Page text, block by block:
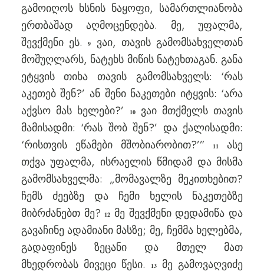
გამოიღოს ხსნის ნაყოფი, სამართლიანობა
ერთბაშად აღმოცენდება. მე, უფალმა,
შევქმენი ეს.9
ვაი, თავის გამომსახველთან
მოშუღლარს, ნატეხს მიწის ნატეხთაგან. განა
ეტყვის თიხა თავის გამომსახველს: ‘რას
აკეთებ შენ?’ ან შენი ნაკეთები იტყვის: ‘არა
აქვსო მას ხელები?’
10ვაი მთქმელს თავის
მამისადმი: ‘რას შობ შენ?’ და ქალისადმი:
‘რისთვის ეწამები მშობიარობით?’”
11
ასე
თქვა უფალმა, ისრაელის წმიდამ და მისმა
გამომსახველმა: „მომავალზე მეკითხებით?
ჩემს ძეებზე და ჩემი ხელის ნაკეთებზე
მიბრძანებთ მე? 12 მე შევქმენი დედამიწა და
გავაჩინე ადამიანი მასზე; მე, ჩემმა ხელებმა,
გადაფინეს ზეცანი და მთელ მათ
მხედრობას მივეცი წესი.
13
მე გამოვაღვიძე